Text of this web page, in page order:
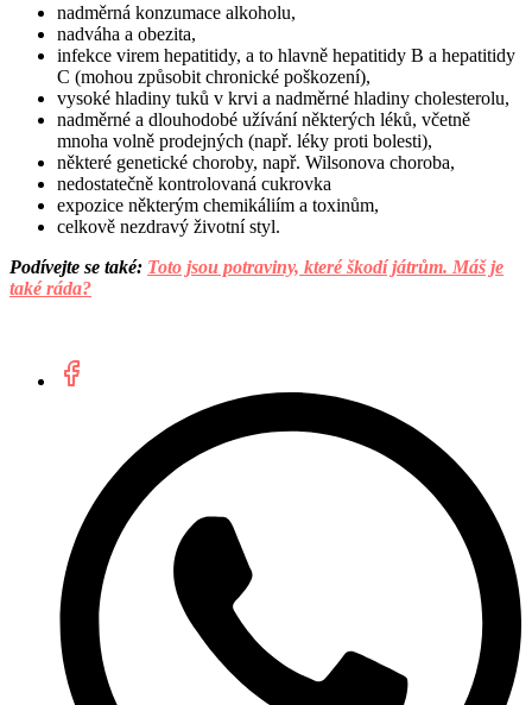
nadměrná konzumace alkoholu,
nadváha a obezita,
infekce virem hepatitidy, a to hlavně hepatitidy B a hepatitidy
C (mohou způsobit chronické poškození),
vysoké hladiny tuků v krvi a nadměrné hladiny cholesterolu,
nadměrné a dlouhodobé užívání některých léků, včetně
mnoha volně prodejných (např. léky proti bolesti),
některé genetické choroby, např. Wilsonova choroba,
nedostatečně kontrolovaná cukrovka
expozice některým chemikáliím a toxinům,
celkově nezdravý životní styl.
Podívejte se také: Toto jsou potraviny, které škodí játrům. Máš je
také ráda?